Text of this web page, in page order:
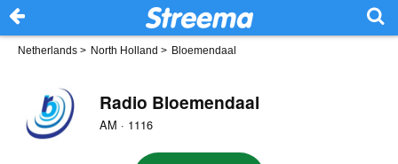
Netherlands > North Holland > Bloemendaal
Radio Bloemendaal
AM · 1116